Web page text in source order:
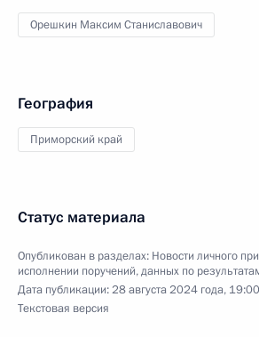
Орешкин Максим Станиславович
География
Приморский край
Статус материала
Опубликован в разделах: Новости личного
исполнении поручений, данных по
Дата публикации:28 августа 2024 года, 19:00
Текстовая версия